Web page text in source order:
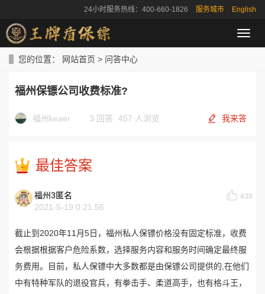
24小时服务热线：400-660-1826 服务城市 English
导
航
您的位置： 网站首页 > 问答中心
福州保镖公司收费标准?
福州keaer 3 回答· 457 人浏览 我来答
最佳答案
福州3匿名
2021-5-19 0:21:56
438
截止到2020年11月5日，福州私人保镖价格没有固定标准，收费
会根据根据客户危险系数，选择服务内容和服务时间确定最终服
务费用。目前，私人保镖中大多数都是由保镖公司提供的,在他们
中有特种军队的退役官兵，有拳击手、柔道高手，也有格斗王，